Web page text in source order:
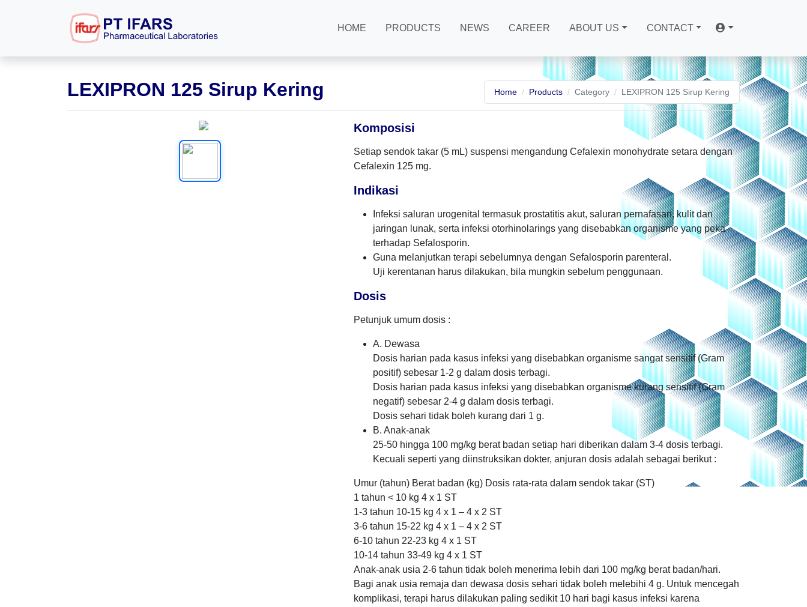
HOME PRODUCTS NEWS CAREER ABOUT US CONTACT
LEXIPRON 125 Sirup Kering Home Products Category LEXIPRON 125 Sirup Kering
Komposisi
Setiap sendok takar (5 mL) suspensi mengandung Cefalexin monohydrate setara dengan
Cefalexin 125 mg.
Indikasi
Infeksi saluran urogenital termasuk prostatitis akut, saluran pernafasan, kulit dan
jaringan lunak, serta infeksi otorhinolarings yang disebabkan organisme yang peka
terhadap Sefalosporin.
Guna melanjutkan terapi sebelumnya dengan Sefalosporin parenteral.
Uji kerentanan harus dilakukan, bila mungkin sebelum penggunaan.
Dosis
Petunjuk umum dosis :
A. Dewasa
Dosis harian pada kasus infeksi yang disebabkan organisme sangat sensitif (Gram
positif) sebesar 1-2 g dalam dosis terbagi.
Dosis harian pada kasus infeksi yang disebabkan organisme kurang sensitif (Gram
negatif) sebesar 2-4 g dalam dosis terbagi.
Dosis sehari tidak boleh kurang dari 1 g.
B. Anak-anak
25-50 hingga 100 mg/kg berat badan setiap hari diberikan dalam 3-4 dosis terbagi.
Kecuali seperti yang diinstruksikan dokter, anjuran dosis adalah sebagai berikut :
Umur (tahun) Berat badan (kg) Dosis rata-rata dalam sendok takar (ST)
1 tahun < 10 kg 4 x 1 ST
1-3 tahun 10-15 kg 4 x 1 – 4 x 2 ST
3-6 tahun 15-22 kg 4 x 1 – 4 x 2 ST
6-10 tahun 22-23 kg 4 x 1 ST
10-14 tahun 33-49 kg 4 x 1 ST
Anak-anak usia 2-6 tahun tidak boleh menerima lebih dari 100 mg/kg berat badan/hari.
Bagi anak usia remaja dan dewasa dosis sehari tidak boleh melebihi 4 g. Untuk mencegah
komplikasi, terapi harus dilakukan paling sedikit 10 hari bagi kasus infeksi karena